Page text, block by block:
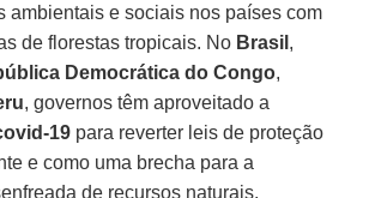
ambientais e sociais nos países com
de florestas tropicais. No Brasil ,
Democrática do Congo,
, governos têm aproveitado a
19 para reverter leis de proteção
e como uma brecha para a
de recursos naturais.